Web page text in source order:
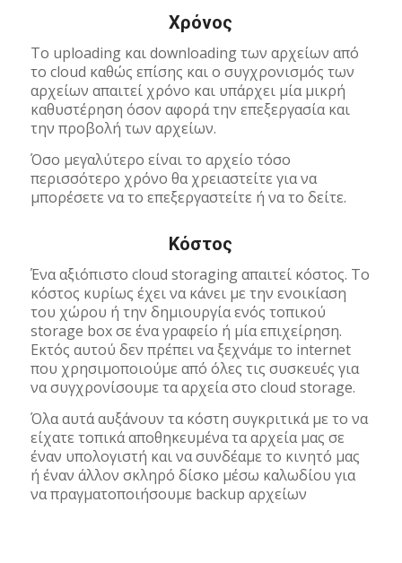
Χρόνος
Το uploading και downloading των αρχείων από
το cloud καθώς επίσης και ο συγχρονισμός των
αρχείων απαιτεί χρόνο και υπάρχει μία μικρή
καθυστέρηση όσον αφορά την επεξεργασία και
την προβολή των αρχείων.
Όσο μεγαλύτερο είναι το αρχείο τόσο
περισσότερο χρόνο θα χρειαστείτε για να
μπορέσετε να το επεξεργαστείτε ή να το δείτε.
Κόστος
Ένα αξιόπιστο cloud storaging απαιτεί κόστος. Το
κόστος κυρίως έχει να κάνει με την ενοικίαση
του χώρου ή την δημιουργία ενός τοπικού
storage box σε ένα γραφείο ή μία επιχείρηση.
Εκτός αυτού δεν πρέπει να ξεχνάμε το internet
που χρησιμοποιούμε από όλες τις συσκευές για
να συγχρονίσουμε τα αρχεία στο cloud storage.
Όλα αυτά αυξάνουν τα κόστη συγκριτικά με το να
είχατε τοπικά αποθηκευμένα τα αρχεία μας σε
έναν υπολογιστή και να συνδέαμε το κινητό μας
ή έναν άλλον σκληρό δίσκο μέσω καλωδίου για
να πραγματοποιήσουμε backup αρχείων